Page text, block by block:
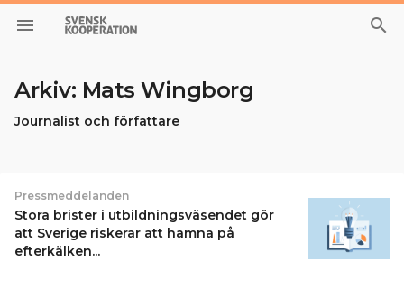
menu search
Arkiv: Mats Wingborg
Journalist och författare
Pressmeddelanden
Stora brister i utbildningsväsendet gör
att Sverige riskerar att hamna på
efterkälken...